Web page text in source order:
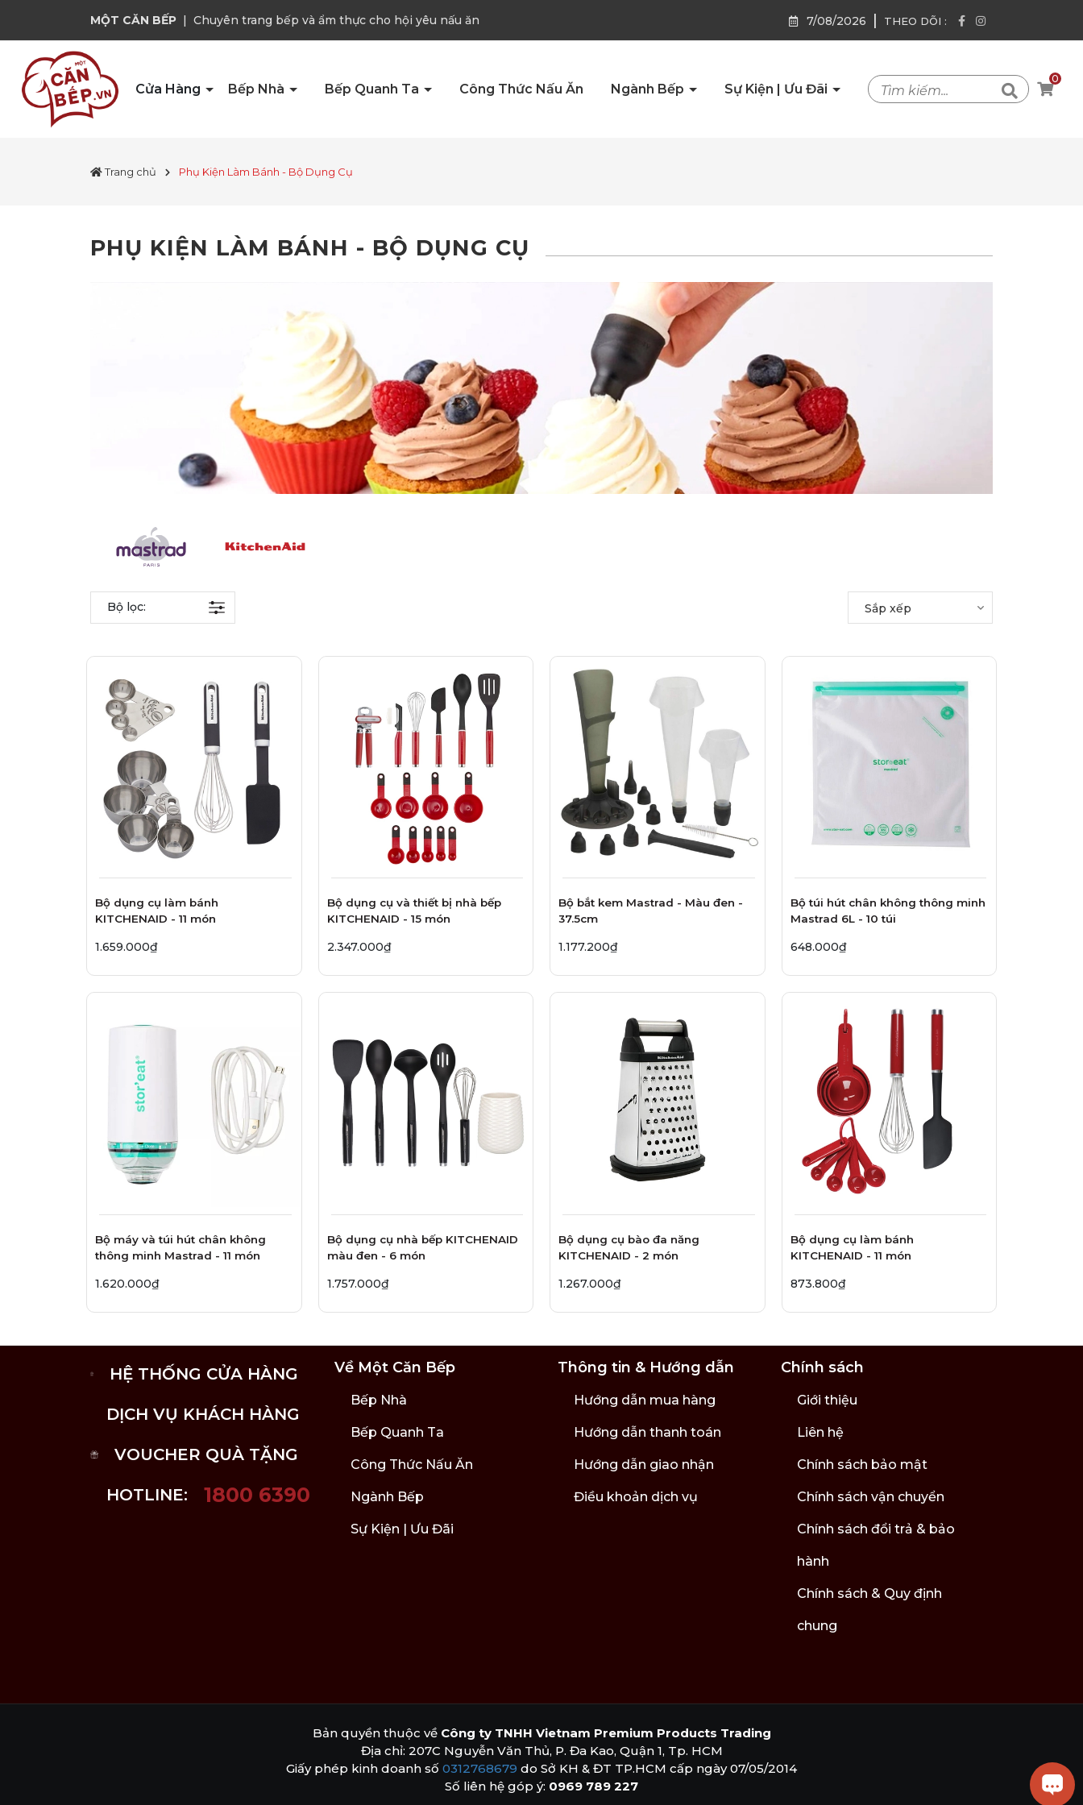
MỘT CĂN BẾP | Chuyên trang bếp và ẩm thực cho hội yêu nấu ăn 7/08/2026 | THEO DÕI :
Cửa Hàng Bếp Nhà Bếp Quanh Ta Công Thức Nấu Ăn Ngành Bếp Sự Kiện | Ưu Đãi
0
Trang chủ Phụ Kiện Làm Bánh - Bộ Dụng Cụ
PHỤ KIỆN LÀM BÁNH - BỘ DỤNG CỤ
Bộ lọc: Sắp xếp
Bộ dụng cụ làm bánh
KITCHENAID - 11 món
1.659.000₫
Bộ dụng cụ và thiết bị nhà bếp
KITCHENAID - 15 món
2.347.000₫
Bộ bắt kem Mastrad - Màu đen -
37.5cm
1.177.200₫
Bộ túi hút chân không thông minh
Mastrad 6L - 10 túi
648.000₫
Bộ máy và túi hút chân không
thông minh Mastrad - 11 món
1.620.000₫
Bộ dụng cụ nhà bếp KITCHENAID
màu đen - 6 món
1.757.000₫
Bộ dụng cụ bào đa năng
KITCHENAID - 2 món
1.267.000₫
Bộ dụng cụ làm bánh
KITCHENAID - 11 món
873.800₫
HỆ THỐNG CỬA HÀNG
DỊCH VỤ KHÁCH HÀNG
VOUCHER QUÀ TẶNG
HOTLINE: 1800 6390
Về Một Căn Bếp
Bếp Nhà
Bếp Quanh Ta
Công Thức Nấu Ăn
Ngành Bếp
Sự Kiện | Ưu Đãi
Thông tin & Hướng dẫn
Hướng dẫn mua hàng
Hướng dẫn thanh toán
Hướng dẫn giao nhận
Điều khoản dịch vụ
Chính sách
Giới thiệu
Liên hệ
Chính sách bảo mật
Chính sách vận chuyển
Chính sách đổi trả & bảo
hành
Chính sách & Quy định
chung
Bản quyền thuộc về Công ty TNHH Vietnam Premium Products Trading
Địa chỉ: 207C Nguyễn Văn Thủ, P. Đa Kao, Quận 1, Tp. HCM
Giấy phép kinh doanh số 0312768679 do Sở KH & ĐT TP.HCM cấp ngày 07/05/2014
Số liên hệ góp ý: 0969 789 227